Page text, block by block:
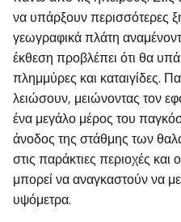
να υπάρξουν περισσότερες
γεωγραφικά πλάτη
έκθεση προβλέπει ότι θα
πλημμύρες και καταιγίδες.
λειώσουν, μειώνοντας τον
ένα μεγάλο μέρος του
άνοδος της στάθμης των
στις παράκτιες περιοχές
μπορεί να αναγκαστούν να
υψόμετρα.